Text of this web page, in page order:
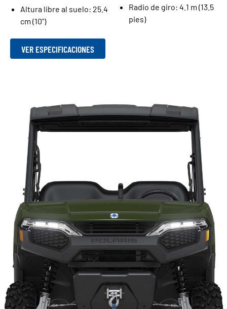
Altura libre al suelo: 25.4
cm (10")
Radio de giro: 4.1 m (13.5
pies)
VER ESPECIFICACIONES